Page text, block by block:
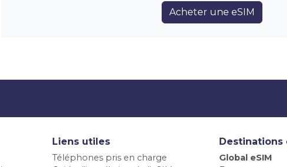
Acheter une eSIM
Liens utiles
Téléphones pris en charge
Destinations
Global eSIM